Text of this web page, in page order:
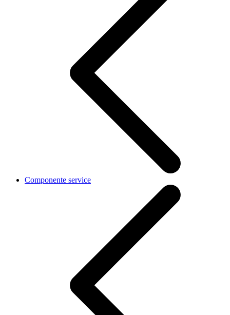
Componente service